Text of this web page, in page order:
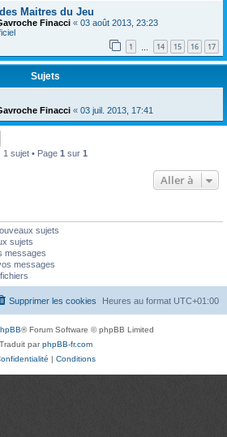
Maitres du Jeu
Finacci « 03 août 2013, 23:23
1 14 15 16 17
Sujets
Finacci « 03 juil. 2013, 17:41
1 sujet • Page 1 sur 1
Aller à
sujets
sujets
messages
messages
Heures au format UTC+01:00
Supprimer les cookies
® Forum Software © phpBB Limited
Traduit parphpBB-fr.com
| Conditions